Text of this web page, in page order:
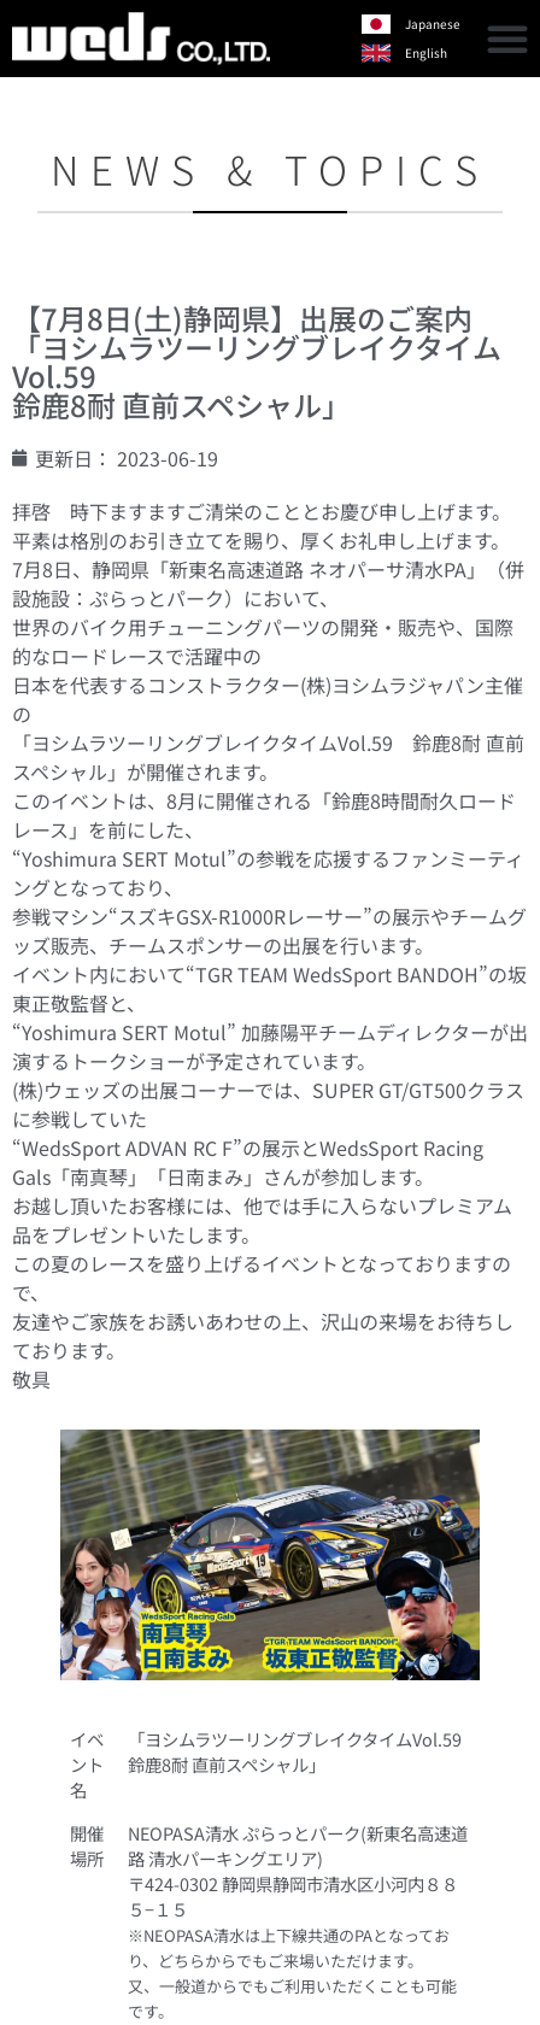
Japanese
English
NEWS & TOPICS
【7月8日(土)静岡県】出展のご案内
「ヨシムラツーリングブレイクタイム
Vol.59
鈴鹿8耐 直前スペシャル」
更新日： 2023-06-19
拝啓 時下ますますご清栄のこととお慶び申し上げます。
平素は格別のお引き立てを賜り、厚くお礼申し上げます。
7月8日、静岡県「新東名高速道路 ネオパーサ清水PA」（併
設施設：ぷらっとパーク）において、
世界のバイク用チューニングパーツの開発・販売や、国際
的なロードレースで活躍中の
日本を代表するコンストラクター(株)ヨシムラジャパン主催
の
「ヨシムラツーリングブレイクタイムVol.59 鈴鹿8耐 直前
スペシャル」が開催されます。
このイベントは、8月に開催される「鈴鹿8時間耐久ロード
レース」を前にした、
“Yoshimura SERT Motul”の参戦を応援するファンミーティ
ングとなっており、
参戦マシン“スズキGSX-R1000Rレーサー”の展示やチームグ
ッズ販売、チームスポンサーの出展を行います。
イベント内において“TGR TEAM WedsSport BANDOH”の坂
東正敬監督と、
“Yoshimura SERT Motul” 加藤陽平チームディレクターが出
演するトークショーが予定されています。
(株)ウェッズの出展コーナーでは、SUPER GT/GT500クラス
に参戦していた
“WedsSport ADVAN RC F”の展示とWedsSport Racing
Gals「南真琴」「日南まみ」さんが参加します。
お越し頂いたお客様には、他では手に入らないプレミアム
品をプレゼントいたします。
この夏のレースを盛り上げるイベントとなっておりますの
で、
友達やご家族をお誘いあわせの上、沢山の来場をお待ちし
ております。
敬具
イベ
ント
名
「ヨシムラツーリングブレイクタイムVol.59
鈴鹿8耐 直前スペシャル」
開催
場所
NEOPASA清水 ぷらっとパーク(新東名高速道
路 清水パーキングエリア)
〒424-0302 静岡県静岡市清水区小河内８８
５−１５
※NEOPASA清水は上下線共通のPAとなってお
り、どちらからでもご来場いただけます。
又、一般道からでもご利用いただくことも可能
です。